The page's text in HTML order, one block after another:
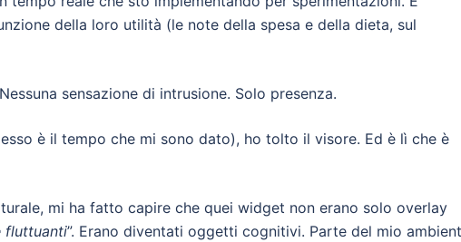
della loro utilità (le note della spesa e della dieta, sul
sensazione di intrusione. Solo presenza.
è il tempo che mi sono dato), ho tolto il visore. Ed è lì che è
mi ha fatto capire che quei widget non erano solo overlay
fluttuanti”. Erano diventati oggetti cognitivi. Parte del mio